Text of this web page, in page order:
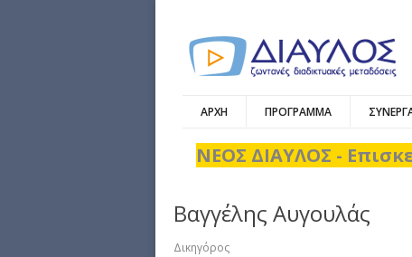
ΑΡΧΗ ΠΡΟΓΡΑΜΜΑ
ΝΕΟΣ ΔΙΑΥΛΟΣ -
Βαγγέλης Αυγουλάς
Δικηγόρος